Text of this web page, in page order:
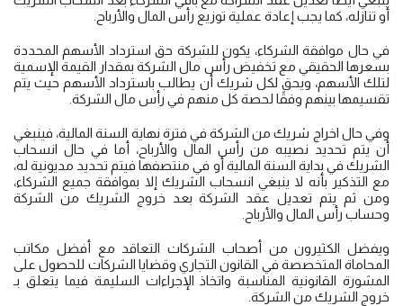
أو تنازله، كما يجب إعادة عملية توزيع رأس المال والأرباح.
في حال موافقة الشركاء، يكون للشركة حق استرداد الأسهم المحددة
بسعرها الحقيقي مع تخفيض رأس مال الشركة بمقدار القيمة الإسمية
لتلك الأسهم، ويحق لكل شريك أن يطالب باسترداد الأسهم حيث يتم
تقسيمها بينهم وفقًا لحصة كل منهم في رأس مال الشركة.
وفي حال اخراج شريك من الشركة في فترة نهاية السنة المالية، فينبغي
أن يتم تحديد نصيبه من رأس المال والأرباح، أما في حال انسحاب
الشريك في بداية السنة المالية أو في منتصفها فيتم تحديد مديونية له،
مع التذكير بأنه لا ينبغي انسحاب الشريك إلا بموافقة جميع الشركاء،
ومن ثم يتم تعديل عقد الشركة بعد خروج الشريك من الشركة
وحساب رأس المال والأرباح.
ويفضل الكثيرون من أصحاب الشركات التعاقد مع أفضل مكاتب
المحاماة المتخصصة في القانون التجاري وقضايا الشركات للحصول على
المشورة القانونية المناسبة واتخاذ الإجراءات السليمة فيما يتعلق بـ
خروج الشريك من الشركة.